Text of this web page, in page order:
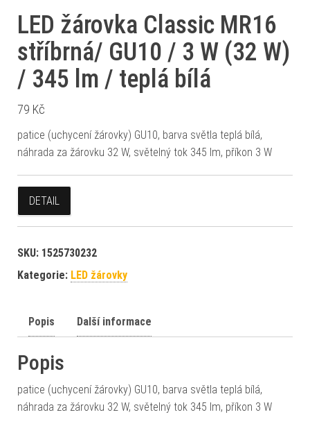
LED žárovka Classic MR16
stříbrná/ GU10 / 3 W (32 W)
/ 345 lm / teplá bílá
79 Kč
patice (uchycení žárovky) GU10, barva světla teplá bílá,
náhrada za žárovku 32 W, světelný tok 345 lm, příkon 3 W
DETAIL
SKU: 1525730232
Kategorie: LED žárovky
Popis Další informace
Popis
patice (uchycení žárovky) GU10, barva světla teplá bílá,
náhrada za žárovku 32 W, světelný tok 345 lm, příkon 3 W